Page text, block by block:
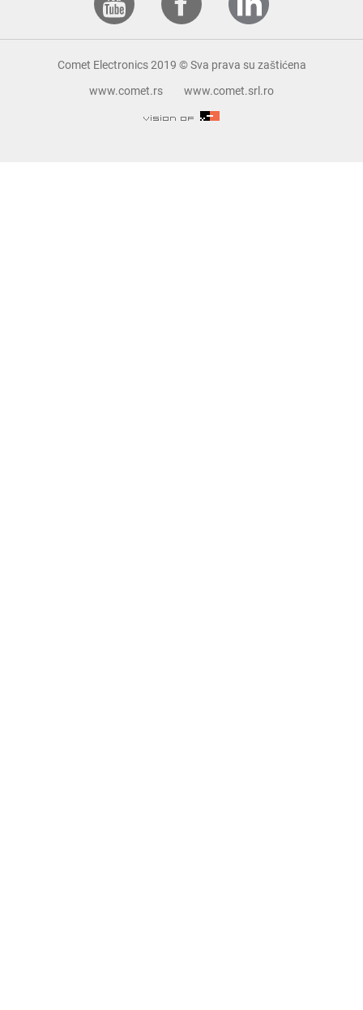
Comet Electronics 2019 © Sva prava su zaštićena
www.comet.rs
www.comet.srl.ro